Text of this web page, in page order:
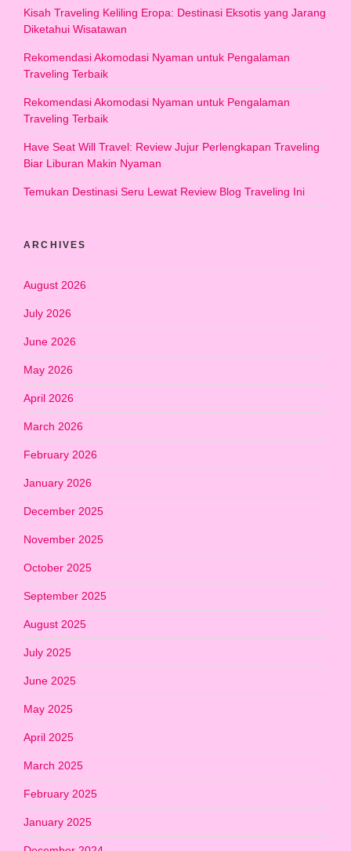
Kisah Traveling Keliling Eropa: Destinasi Eksotis yang Jarang
Diketahui Wisatawan
Rekomendasi Akomodasi Nyaman untuk Pengalaman
Traveling Terbaik
Rekomendasi Akomodasi Nyaman untuk Pengalaman
Traveling Terbaik
Have Seat Will Travel: Review Jujur Perlengkapan Traveling
Biar Liburan Makin Nyaman
Temukan Destinasi Seru Lewat Review Blog Traveling Ini
ARCHIVES
August 2026
July 2026
June 2026
May 2026
April 2026
March 2026
February 2026
January 2026
December 2025
November 2025
October 2025
September 2025
August 2025
July 2025
June 2025
May 2025
April 2025
March 2025
February 2025
January 2025